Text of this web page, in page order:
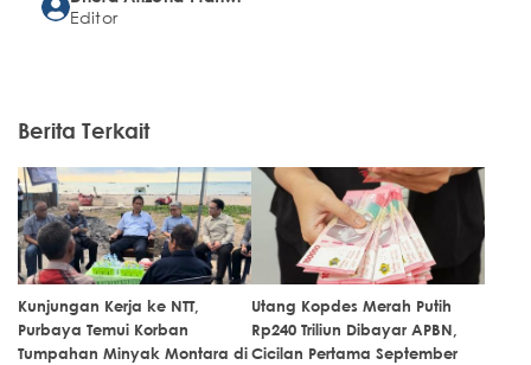
Editor
Berita Terkait
Kunjungan Kerja ke NTT,
Purbaya Temui Korban
Tumpahan Minyak Montara di
Utang Kopdes Merah Putih
Rp240 Triliun Dibayar APBN,
Cicilan Pertama September